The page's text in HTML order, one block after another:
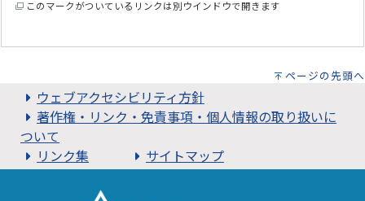
このマークがついているリンクは別ウインドウで開きます
ページの先頭へ
ウェブアクセシビリティ方針
著作権・リンク・免責事項・個人情報の取り扱いに
ついて
リンク集
サイトマップ